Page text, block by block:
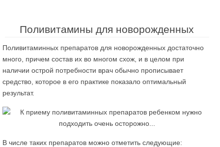
Поливитамины для новорожденных
Поливитаминных препаратов для новорожденных достаточно
много, причем состав их во многом схож, и в целом при
наличии острой потребности врач обычно прописывает
средство, которое в его практике показало оптимальный
результат.
В числе таких препаратов можно отметить следующие: